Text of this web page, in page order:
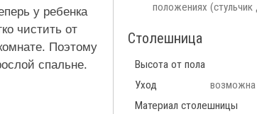
у ребенка
чистить от
Поэтому
спальне.
положениях
Столешница
Высота от пола
Уход
возможна
Материал столешницы